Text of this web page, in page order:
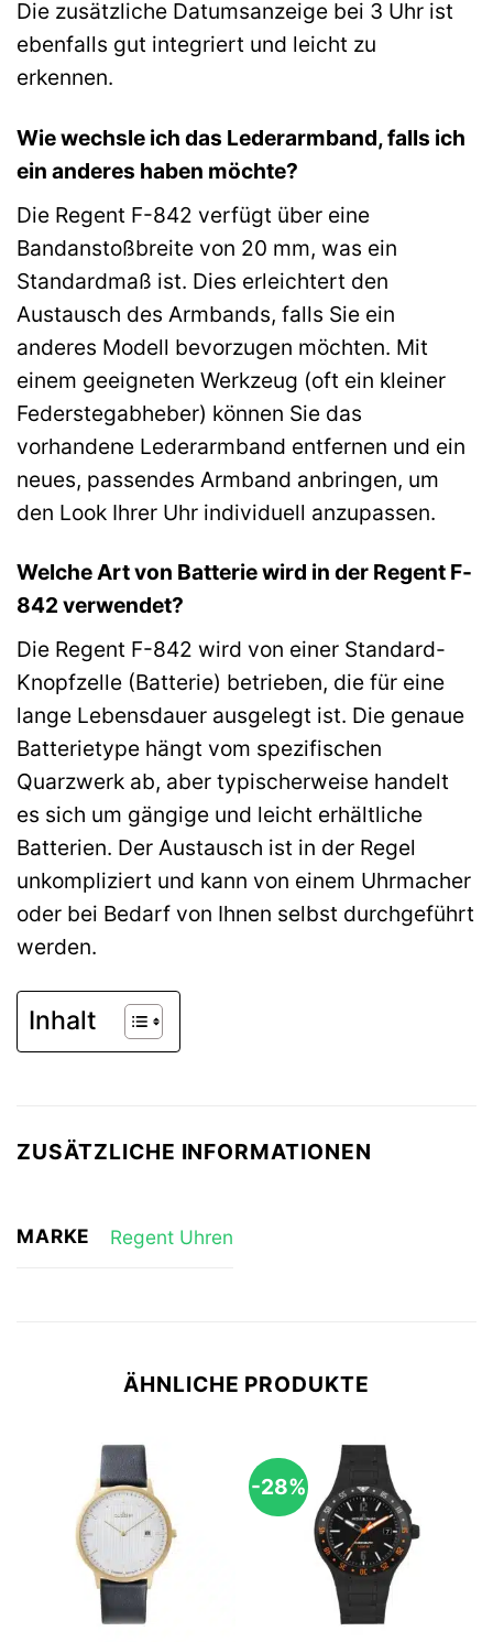
Die zusätzliche Datumsanzeige bei 3 Uhr ist
ebenfalls gut integriert und leicht zu
erkennen.
Wie wechsle ich das Lederarmband, falls ich
ein anderes haben möchte?
Die Regent F-842 verfügt über eine
Bandanstoßbreite von 20 mm, was ein
Standardmaß ist. Dies erleichtert den
Austausch des Armbands, falls Sie ein
anderes Modell bevorzugen möchten. Mit
einem geeigneten Werkzeug (oft ein kleiner
Federstegabheber) können Sie das
vorhandene Lederarmband entfernen und ein
neues, passendes Armband anbringen, um
den Look Ihrer Uhr individuell anzupassen.
Welche Art von Batterie wird in der Regent F-
842 verwendet?
Die Regent F-842 wird von einer Standard-
Knopfzelle (Batterie) betrieben, die für eine
lange Lebensdauer ausgelegt ist. Die genaue
Batterietype hängt vom spezifischen
Quarzwerk ab, aber typischerweise handelt
es sich um gängige und leicht erhältliche
Batterien. Der Austausch ist in der Regel
unkompliziert und kann von einem Uhrmacher
oder bei Bedarf von Ihnen selbst durchgeführt
werden.
Inhalt
ZUSÄTZLICHE INFORMATIONEN
MARKE Regent Uhren
ÄHNLICHE PRODUKTE
-28%